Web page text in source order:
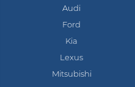
Audi
Ford
Kia
Lexus
Mitsubishi